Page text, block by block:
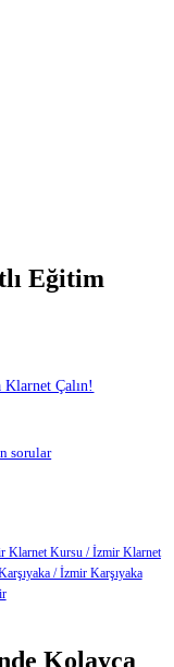
Eğitim
Çalın!
sorular
Klarnet Kursu / İzmir Klarnet
/ İzmir Karşıyaka
Kolayca